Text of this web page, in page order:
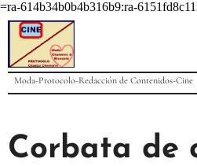
=ra-614b34b0b4b316b9:ra-
Moda-Protocolo-Redacción de Contenidos-Cine
Corbata de